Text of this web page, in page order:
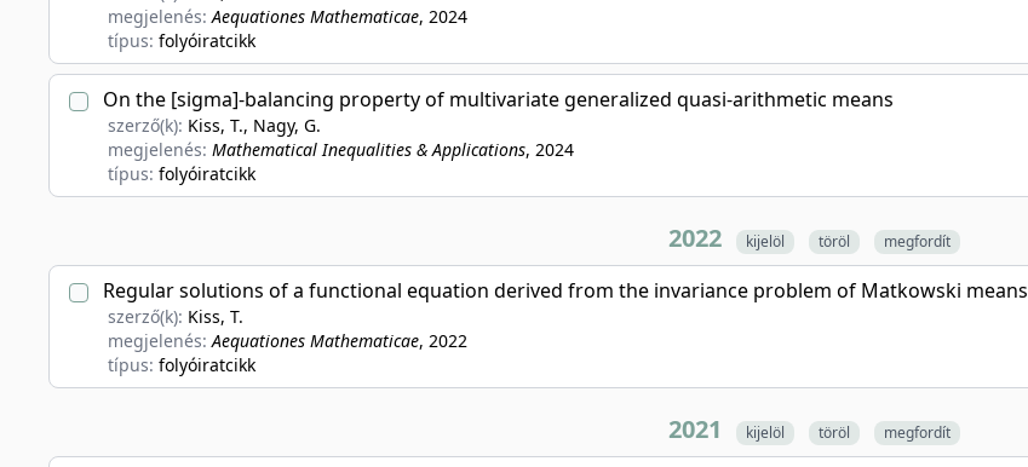
megjelenés:Aequationes Mathematicae, 2024
típus: folyóiratcikk
On the [sigma]-balancing property of multivariate generalized quasi-arithmetic means
szerző(k): Kiss, T., Nagy, G.
megjelenés: Mathematical Inequalities & Applications, 2024
típus: folyóiratcikk
2022 kijelöl töröl megfordít
Regular solutions of a functional equation derived from the invariance problem of Matkowski means
szerző(k): Kiss, T.
megjelenés:Aequationes Mathematicae, 2022
típus: folyóiratcikk
2021 kijelöl töröl megfordít